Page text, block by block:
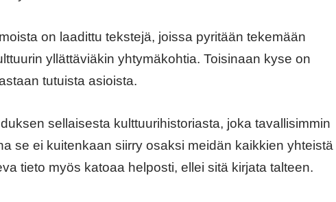
on laadittu tekstejä, joissa pyritään tekemään
yllättäviäkin yhtymäkohtia. Toisinaan kyse on
tutuista asioista.
sellaisesta kulttuurihistoriasta, joka tavallisimmin
se ei kuitenkaan siirry osaksi meidän kaikkien yhteistä
tieto myös katoaa helposti, ellei sitä kirjata talteen.